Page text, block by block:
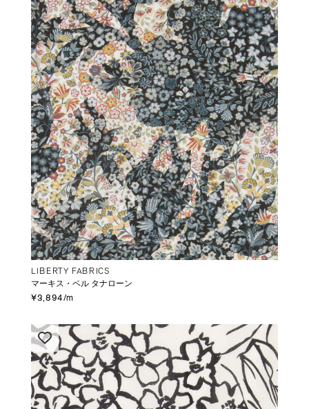
LIBERTY FABRICS
マーキス・ベル タナローン
¥3,894/m